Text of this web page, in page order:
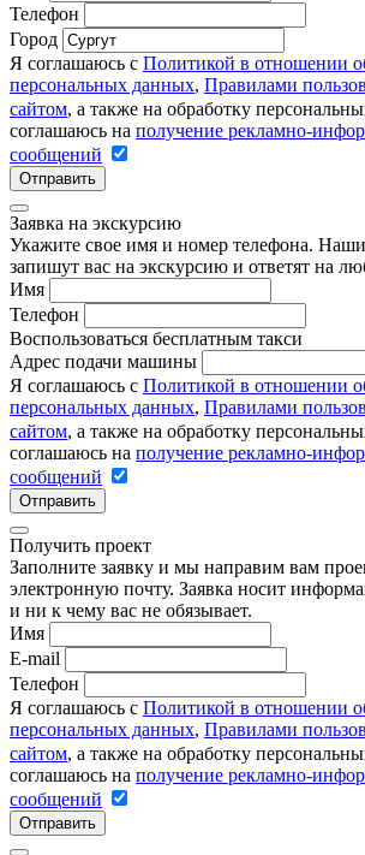
Телефон
Город
Я соглашаюсь с Политикой в отношении
персональных данных, Правилами
сайтом, а также на обработку
соглашаюсь на получение рекламно-
сообщений
Отправить
Заявка на экскурсию
Укажите свое имя и номер телефона.
запишут вас на экскурсию и ответят на
Имя
Телефон
Воспользоваться бесплатным такси
Адрес подачи машины
Я соглашаюсь с Политикой в отношении
персональных данных, Правилами
сайтом, а также на обработку
соглашаюсь на получение рекламно-
сообщений
Отправить
Получить проект
Заполните заявку и мы направим вам
электронную почту. Заявка носит
и ни к чему вас не обязывает.
Имя
E-mail
Телефон
Я соглашаюсь с Политикой в отношении
персональных данных, Правилами
сайтом, а также на обработку
соглашаюсь на получение рекламно-
сообщений
Отправить